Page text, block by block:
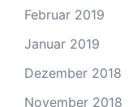
Februar 2019
Januar 2019
Dezember 2018
November 2018